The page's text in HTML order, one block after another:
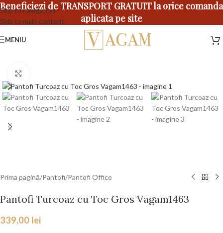
Skip to navigation
Skip to main content
Beneficiezi de TRANSPORT GRATUIT la orice comanda
aplicata pe site
MENIU
Prima pagină/Pantofi/Pantofi Office
Pantofi Turcoaz cu Toc Gros Vagam1463
339,00 lei